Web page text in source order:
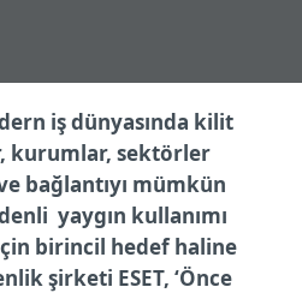
iş dünyasında kilit
kurumlar, sektörler
bağlantıyı mümkün
yaygın kullanımı
birincil hedef haline
şirketi ESET, ‘Önce